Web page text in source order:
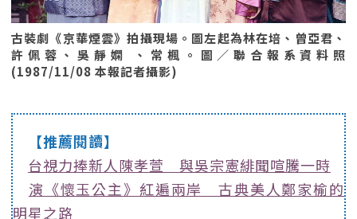
古裝劇《京華煙雲》拍攝現場。圖左起為林在培、曾亞君、
許佩蓉、吳靜嫻 、常楓。圖／聯合報系資料照
(1987/11/08 本報記者攝影)
【推薦閱讀】
台視力捧新人陳孝萱 與吳宗憲緋聞喧騰一時
演《懷玉公主》紅遍兩岸 古典美人鄭家榆的
明星之路